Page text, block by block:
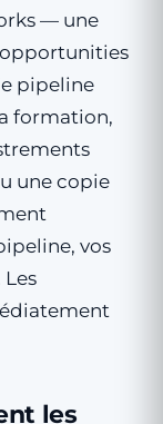
— une
opportunities
pipeline
formation,
une copie
vos
Les
les